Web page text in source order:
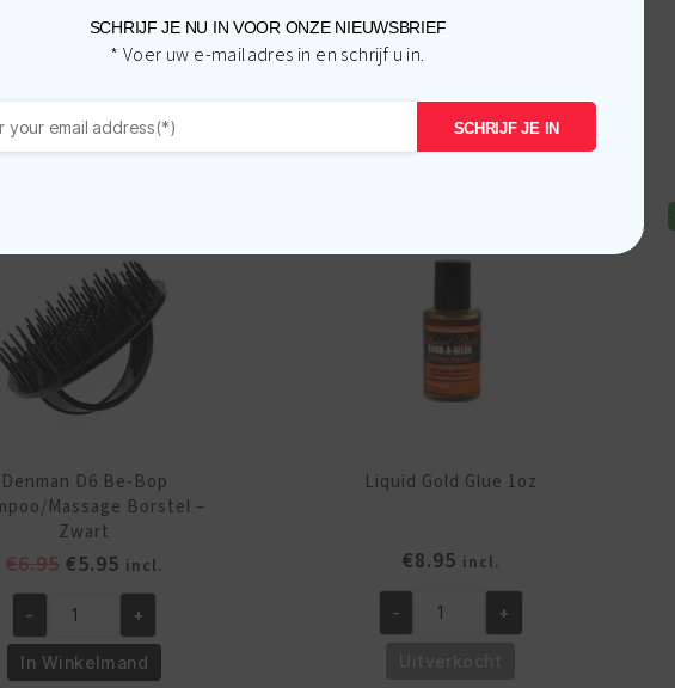
Denman D6 Be-Bop
Massage Borstel –
Zwart
€6.95 Oorspronkelijke
was:
€6.95.
€5.95 Huidige
prijs
is:
€5.95.
incl.
Denman
D6
- +
In Winkelmand
Liquid Gold Glue 1oz
€8.95 incl.
- +
SCHRIJF JE NU IN VOOR ONZE NIEUWSBRIEF
* Voer uw e-mailadres in en schrijf u in.
SCHRIJF JE IN